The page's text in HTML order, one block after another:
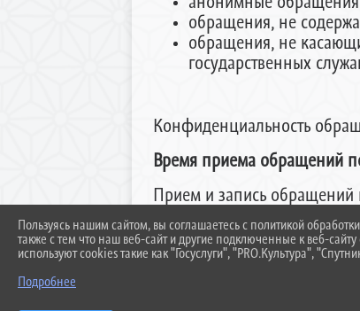
обращения, не
обращения, не
государственных
Конфиденциальность
Время приема обращений
Прием и запись обращений
по следующему графику:
понедельник - четверг – с
пятница – с 8.00 до 15.45
Пользуясь нашим сайтом, вы соглашаетесь с политикой
также с тем что наш веб-сайт и другие подключенные к веб-
используют cookies такие как "Госуслуги", "PRO.Культура",
Подробнее